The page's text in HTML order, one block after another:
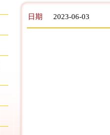
日期 2023-06-03